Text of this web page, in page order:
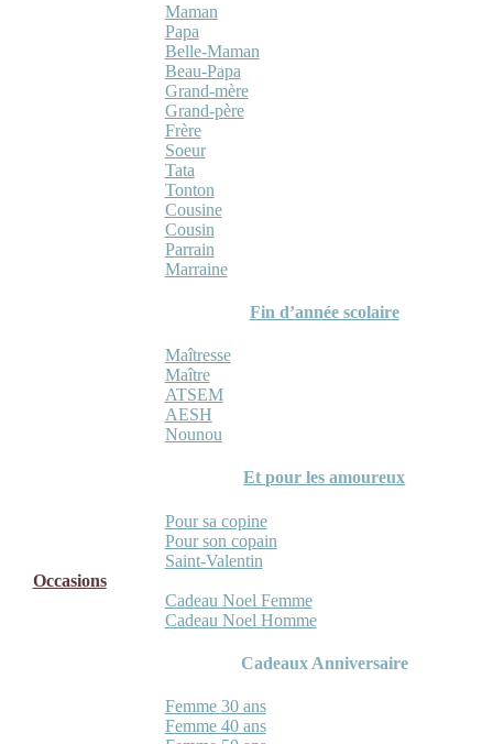
Maman
Papa
Belle-Maman
Beau-Papa
Grand-mère
Grand-père
Frère
Soeur
Tata
Tonton
Cousine
Cousin
Parrain
Marraine
Fin d’année scolaire
Maîtresse
Maître
ATSEM
AESH
Nounou
Et pour les amoureux
Pour sa copine
Pour son copain
Saint-Valentin
Occasions
Cadeau Noel Femme
Cadeau Noel Homme
Cadeaux Anniversaire
Femme 30 ans
Femme 40 ans